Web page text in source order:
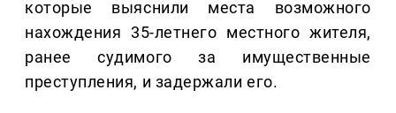
которые выяснили места возможного
нахождения 35-летнего местного жителя,
ранее судимого за имущественные
преступления, и задержали его.